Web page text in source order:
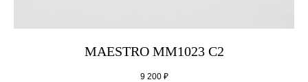
MAESTRO MM1023 C2
9 200 ₽